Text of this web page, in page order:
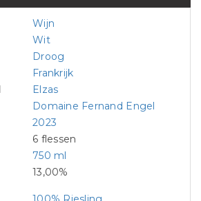
Wijn
Wit
Droog
Frankrijk
Elzas
Domaine Fernand Engel
2023
6 flessen
750 ml
13,00%